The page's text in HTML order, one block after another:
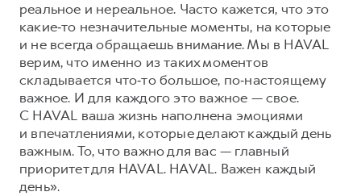
реальное и нереальное. Часто кажется, что это
какие‑то незначительные моменты, на которые
и не всегда обращаешь внимание. Мы в HAVAL
верим, что именно из таких моментов
складывается что‑то большое, по‑настоящему
важное. И для каждого это важное — свое.
С HAVAL ваша жизнь наполнена эмоциями
и впечатлениями, которые делают каждый день
важным. То, что важно для вас — главный
приоритет для HAVAL. HAVAL. Важен каждый
день».